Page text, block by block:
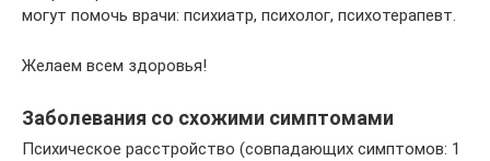
могут помочь врачи: психиатр, психолог, психотерапевт.
Желаем всем здоровья!
Заболевания со схожими симптомами
Психическое расстройство (совпадающих симптомов: 1